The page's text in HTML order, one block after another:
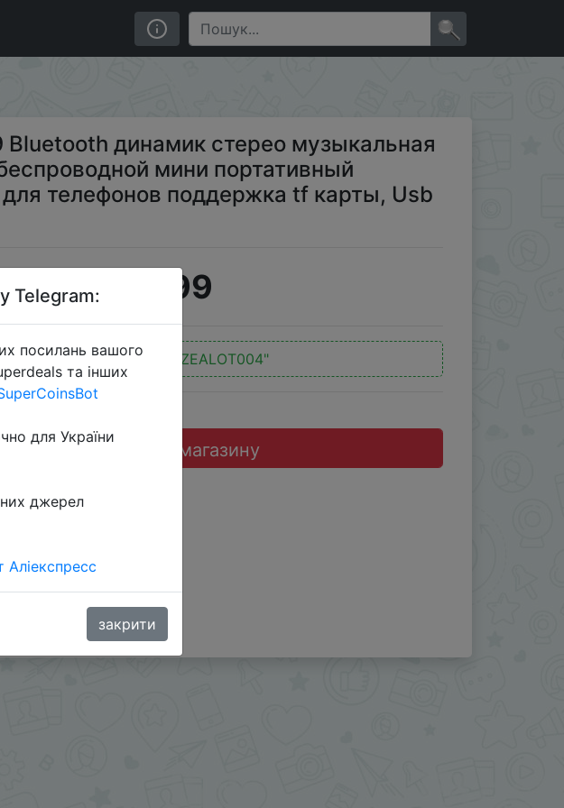
мини портативный динамик s для телефонов поддержка tf
Bluetooth динамик стерео музыкальная
мини портативный
телефонов поддержка tf карты, Usb
$6.99
Промокод: "ZEALOT004"
Перейти до магазину
Telegram:
посилань вашого
та інших
для України
джерел
Аліекспресс
закрити